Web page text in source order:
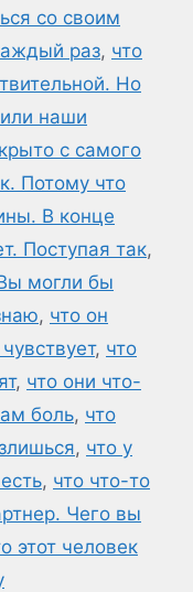
со своим
раз, что
Но
наши
с самого
Потому что
В конце
Поступая так,
могли бы
, что он
, что
, что они что-
боль, что
, что у
, что что-то
Чего вы
этот человек